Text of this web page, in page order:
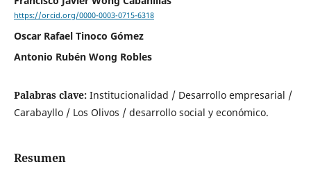
https://orcid.org/0000-0003-0715-6318
Oscar Rafael Tinoco Gómez
Antonio Rubén Wong Robles
Palabras clave: Institucionalidad / Desarrollo empresarial /
Carabayllo / Los Olivos / desarrollo social y económico.
Resumen